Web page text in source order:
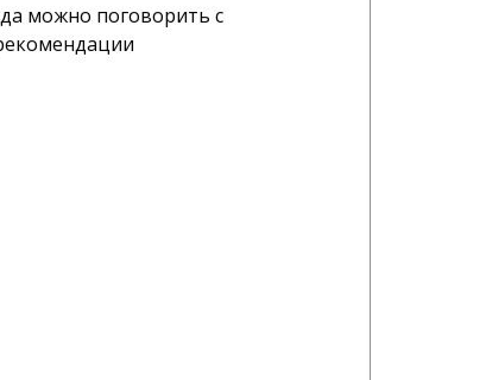
можно поговорить с